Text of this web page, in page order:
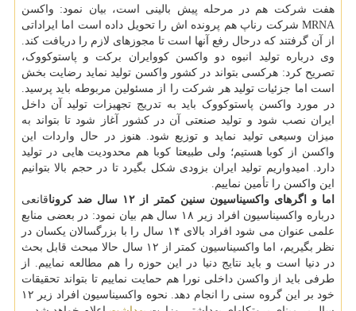
هفت شرکت هم در مرحله پیش بالینی است، بیان نمود: واکسن
MRNA شرکت رناپ هم پرونده اش را تحویل داده است اما ایراداتی
از آن گرفتند که درحال رفع آنها است تا مجوزهای لازم را دریافت کند.
وی درباره تولید انبوه دو واکسن کووایران برکت و پاستوکووک،
تصریح کرد: هرکسی بتواند در کشور واکسن تولید نماید رضایت بخش
است اما جزئیات تولید هر شرکت را از مسئولین مربوطه باید پرسید.
در مورد واکسن پاستوکووک باید به تدریج تجهیزات تولید آن داخل
ایران نصب شود و تولید صنعتی آن در کشور آغاز شود تا بتواند به
میزان وسیعی تولید نماید و توزیع شود. هنوز در حال واردات این
واکسن از کوبا هستیم؛ ولی طبیعتا کوبا هم محدودیت هایی در تولید
دارد. امیدواریم تولید ایران بزودی شکل بگیرد تا در حجم بالا بتوانیم
این واکسن را تأمین نماییم.
اما و اگرهای واکسیناسیون سنین کمتر از ۱۲ سال ضد کرونا
قانعی
درباره واکسیناسیون افراد زیر ۱۸ سال هم بیان نمود: در بعضی منابع
علمی عنوان می شود افراد بالای ۱۴ سال را با بزرگسالان یکسان در
نظر بگیریم، اما واکسیناسیون کمتر از ۱۲ سال حالا مبحث قابل بحث
در دنیا است و باید نتایج دنیا در این حوزه را هم مطالعه نماییم. از
طرفی باید از واکسن داخلی نورا هم حمایت نماییم تا بتواند تحقیقات
خود بر این گروه سنی را انجام دهد. نحوه واکسیناسیون افراد زیر ۱۲